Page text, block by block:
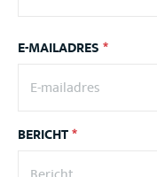
E-MAILADRES*
BERICHT*